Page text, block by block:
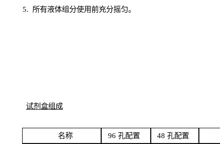
5. 所有液体组分使用前充分摇匀。
试剂盒组成
名称 96 孔配置 48 孔配置